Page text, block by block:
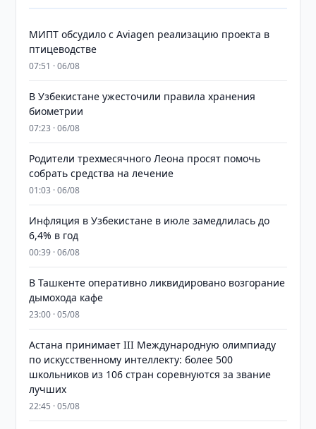
МИПТ обсудило с Aviagen реализацию проекта в
птицеводстве
07:51 · 06/08
В Узбекистане ужесточили правила хранения
биометрии
07:23 · 06/08
Родители трехмесячного Леона просят помочь
собрать средства на лечение
01:03 · 06/08
Инфляция в Узбекистане в июле замедлилась до
6,4% в год
00:39 · 06/08
В Ташкенте оперативно ликвидировано возгорание
дымохода кафе
23:00 · 05/08
Астана принимает III Международную олимпиаду
по искусственному интеллекту: более 500
школьников из 106 стран соревнуются за звание
лучших
22:45 · 05/08